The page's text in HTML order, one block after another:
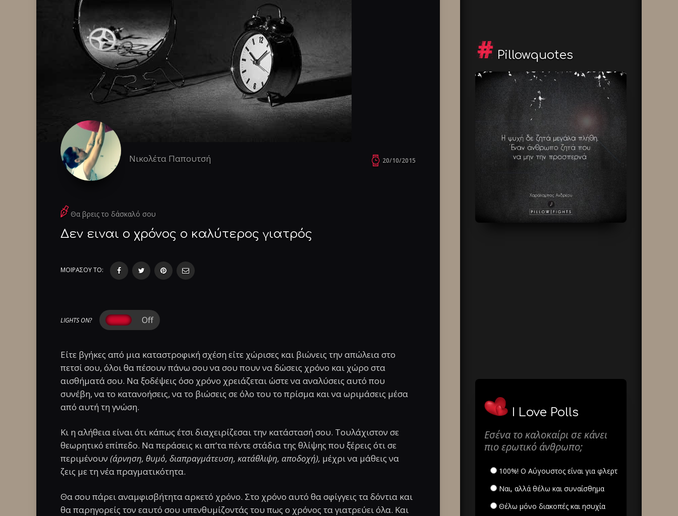
Νικολέτα Παπουτσή 20/10/2015
Θα βρεις το δάσκαλό σου
Δεν ειναι ο χρόνος ο καλύτερος γιατρός
ΜΟΙΡΑΣΟΥ ΤΟ:
LIGHTS ON?
Είτε βγήκες από μια καταστροφική σχέση είτε χώρισες και βιώνεις την απώλεια στο
πετσί σου, όλοι θα πέσουν πάνω σου να σου πουν να δώσεις χρόνο και χώρο στα
αισθήματά σου. Να ξοδέψεις όσο χρόνο χρειάζεται ώστε να αναλύσεις αυτό που
συνέβη, να το κατανοήσεις, να το βιώσεις σε όλο του το πρίσμα και να ωριμάσεις μέσα
από αυτή τη γνώση.
Κι η αλήθεια είναι ότι κάπως έτσι διαχειρίζεσαι την κατάστασή σου. Τουλάχιστον σε
θεωρητικό επίπεδο. Να περάσεις κι απ’τα πέντε στάδια της θλίψης που ξέρεις ότι σε
περιμένουν (άρνηση, θυμό, διαπραγμάτευση, κατάθλιψη, αποδοχή), μέχρι να μάθεις να
ζεις με τη νέα πραγματικότητα.
Θα σου πάρει αναμφισβήτητα αρκετό χρόνο. Στο χρόνο αυτό θα σφίγγεις τα δόντια και
θα παρηγορείς τον εαυτό σου υπενθυμίζοντάς του πως ο χρόνος τα γιατρεύει όλα. Και
Pillowquotes
I Love Polls
Εσένα το καλοκαίρι σε κάνει
πιο ερωτικό άνθρωπο;
100%! Ο Αύγουστος είναι για φλερτ
Ναι, αλλά θέλω και συναίσθημα
Θέλω μόνο διακοπές και ησυχία